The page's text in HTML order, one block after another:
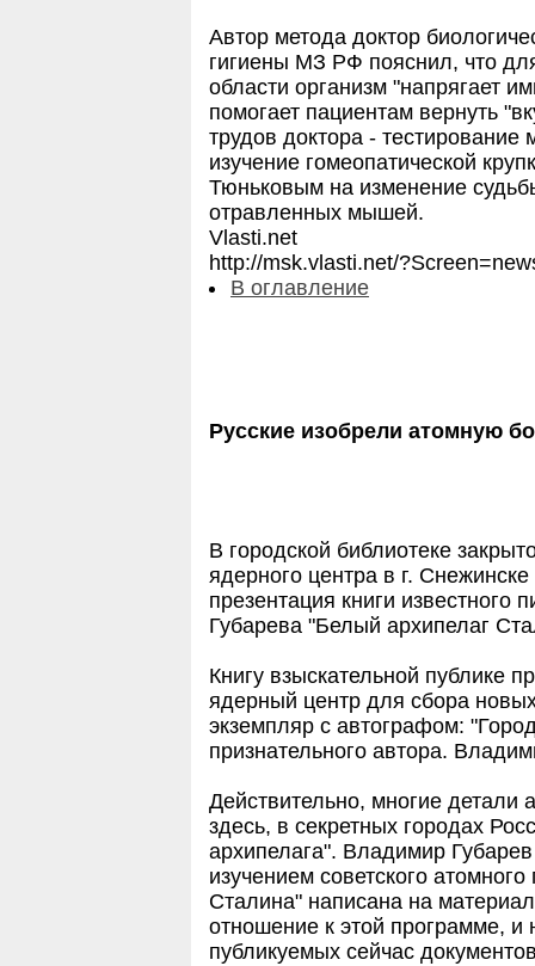
Автор метода доктор
гигиены МЗ РФ пояснил, что
области организм "напрягает
помогает пациентам вернуть
трудов доктора -
изучение гомеопатической
Тюньковым на изменение
отравленных мышей.
Vlasti.net
http://msk.vlasti.net/
В оглавление
Русские изобрели атомную
В городской библиотеке
ядерного центра в г.
презентация книги известного
Губарева "Белый архипелаг
Книгу взыскательной публике
ядерный центр для сбора
экземпляр с автографом:
признательного автора.
Действительно, многие детали
здесь, в секретных городах
архипелага". Владимир
изучением советского
Сталина" написана на
отношение к этой программе, и
публикуемых сейчас